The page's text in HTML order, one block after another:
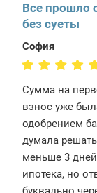
Все прошло
без суеты
София
Сумма на
взнос уже
одобрением
думала
меньше 3
ипотека, но